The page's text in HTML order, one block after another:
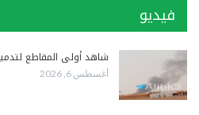
فيديو
شاهد أولى المقاطع
أغسطس 6, 2026